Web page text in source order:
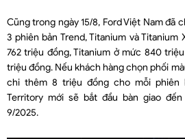
Cũng trong ngày 15/8, Ford Việt Nam đã
3 phiên bản Trend, Titanium và Titanium
762 triệu đồng, Titanium ở mức 840
triệu đồng. Nếu khách hàng chọn phối
chi thêm 8 triệu đồng cho mỗi phiên
Territory mới sẽ bắt đầu bàn giao
9/2025.